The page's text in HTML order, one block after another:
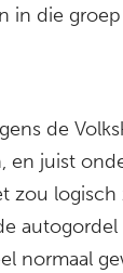
in die
de
en juist
zou
normaal